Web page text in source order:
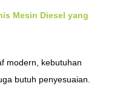
Mesin Diesel yang
modern, kebutuhan
butuh penyesuaian.